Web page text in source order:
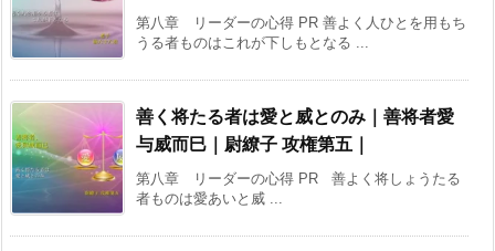
第八章 リーダーの心得 PR 善よく人ひとを用もち
うる者ものはこれが下しもとなる ...
善く将たる者は愛と威とのみ｜善将者愛
与威而巳｜尉繚子 攻権第五｜
第八章 リーダーの心得 PR 善よく将しょうたる
者ものは愛あいと威 ...